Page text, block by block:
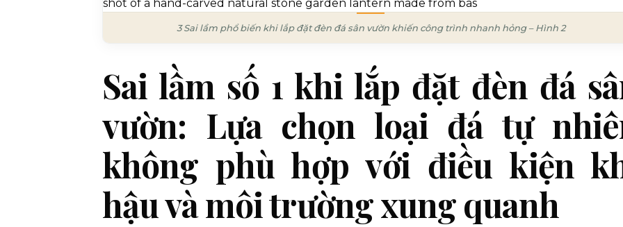
3 Sai lầm phổ biến khi lắp đặt đèn đá sân vườn khiến công trình nhanh hỏng – Hình 2
Sai lầm số 1 khi lắp đặt đèn đá
vườn: Lựa chọn loại đá tự
không phù hợp với điều kiện
hậu và môi trường xung quanh